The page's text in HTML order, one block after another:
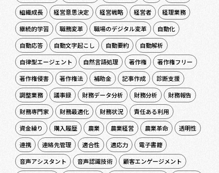
組織成長
経営意思決定 経営戦略 経営者
経理業務
継続的学習
職務変革 職場のデジタル変革
自動化
自動応答
自動文字起こし 自動要約
自動解析
自律型エージェント
自然言語処理 著作権
著作権フリー
著作権侵害
著作権法 補助金 記事作成
診断支援
調整業務
議事録 財務データ分析 財務分析
財務報告
財務専門家
財務最適化 財務状況
責任ある利用
資金繰り
購入履歴 農業 農業経営 農業革命
透明性
連携
連絡先管理 適合性 適応力
電子書籍
音声アシスタント
音声認識技術
顧客エンゲージメント